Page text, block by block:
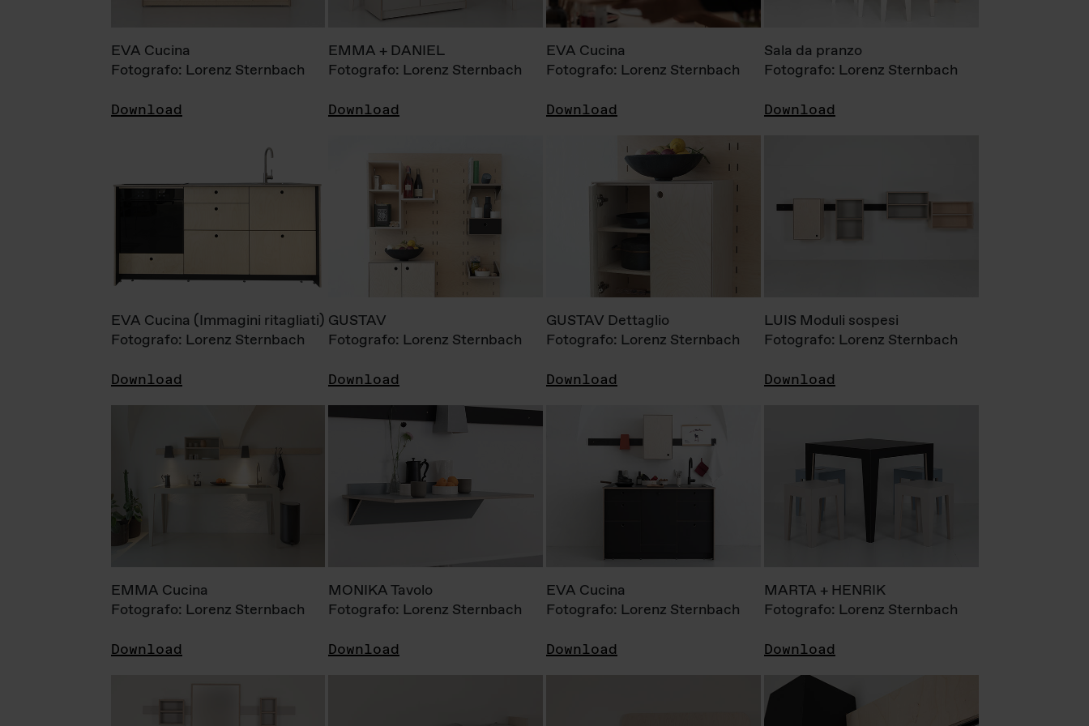
EVA Cucina
Fotografo: Lorenz Sternbach
Download
EMMA + DANIEL
Fotografo: Lorenz Sternbach
Download
EVA Cucina
Fotografo: Lorenz Sternbach
Download
Sala da pranzo
Fotografo: Lorenz Sternbach
Download
EVA Cucina (Immagini ritagliati)
Fotografo: Lorenz Sternbach
Download
GUSTAV
Fotografo: Lorenz Sternbach
Download
GUSTAV Dettaglio
Fotografo: Lorenz Sternbach
Download
LUIS Moduli sospesi
Fotografo: Lorenz Sternbach
Download
EMMA Cucina
Fotografo: Lorenz Sternbach
Download
MONIKA Tavolo
Fotografo: Lorenz Sternbach
Download
EVA Cucina
Fotografo: Lorenz Sternbach
Download
MARTA + HENRIK
Fotografo: Lorenz Sternbach
Download